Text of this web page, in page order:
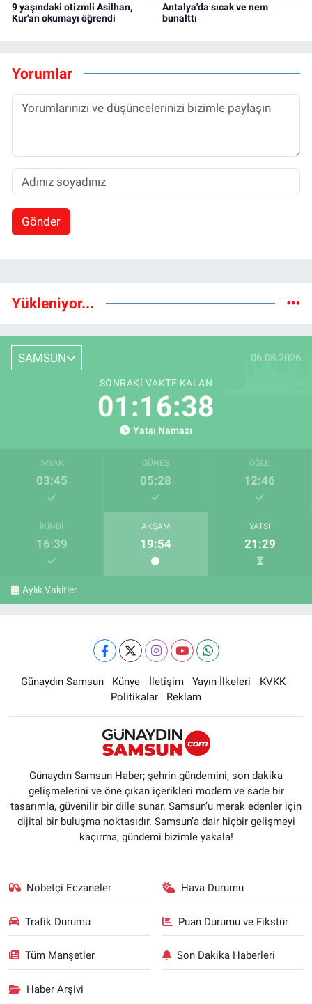
9 yaşındaki otizmli Asilhan,
Kur'an okumayı öğrendi
Antalya'da sıcak ve nem
bunalttı
Yorumlar
Gönder
Yükleniyor...
SAMSUN 06.08.2026
SONRAKI VAKTE KALAN
01:16:38
Yatsı Namazı
İMSAK
03:45
GÜNEŞ
05:28
ÖĞLE
12:46
İKINDI
16:39
AKŞAM
19:54
YATSI
21:29
Aylık Vakitler
Günaydın Samsun Künye İletişim Yayın İlkeleri
KVKK
Politikalar
Reklam
Günaydın Samsun Haber; şehrin gündemini, son dakika
gelişmelerini ve öne çıkan içerikleri modern ve sade bir
tasarımla, güvenilir bir dille sunar. Samsun’u merak edenler için
dijital bir buluşma noktasıdır. Samsun’a dair hiçbir gelişmeyi
kaçırma, gündemi bizimle yakala!
Nöbetçi Eczaneler Hava Durumu
Trafik Durumu Puan Durumu ve Fikstür
Tüm Manşetler Son Dakika Haberleri
Haber Arşivi